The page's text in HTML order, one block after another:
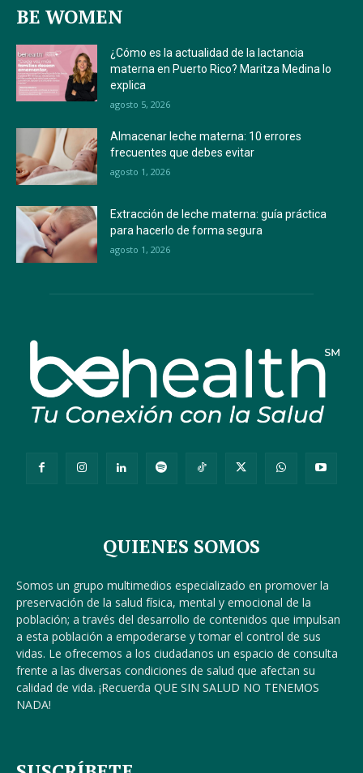
BE WOMEN
¿Cómo es la actualidad de la lactancia
materna en Puerto Rico? Maritza Medina lo
explica
agosto 5, 2026
Almacenar leche materna: 10 errores
frecuentes que debes evitar
agosto 1, 2026
Extracción de leche materna: guía práctica
para hacerlo de forma segura
agosto 1, 2026
QUIENES SOMOS
Somos un grupo multimedios especializado en promover la
preservación de la salud física, mental y emocional de la
población; a través del desarrollo de contenidos que impulsan
a esta población a empoderarse y tomar el control de sus
vidas. Le ofrecemos a los ciudadanos un espacio de consulta
frente a las diversas condiciones de salud que afectan su
calidad de vida. ¡Recuerda QUE SIN SALUD NO TENEMOS
NADA!